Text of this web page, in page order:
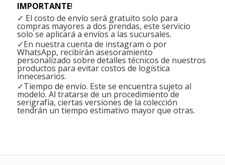
IMPORTANTE!
✓ El costo de envío será gratuito solo para
compras mayores a dos prendas, este servicio
solo se aplicará a envíos a las sucursales.
✓En nuestra cuenta de instagram o por
WhatsApp, recibirán asesoramiento
personalizado sobre detalles técnicos de nuestros
productos para evitar costos de logística
innecesarios.
✓Tiempo de envío. Este se encuentra sujeto al
modelo. Al tratarse de un procedimiento de
serigrafía, ciertas versiones de la colección
tendrán un tiempo estimativo mayor que otras.